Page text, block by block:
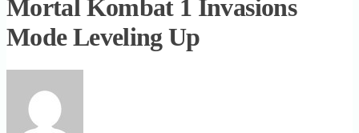
Mortal Kombat 1 Invasions
Mode Leveling Up